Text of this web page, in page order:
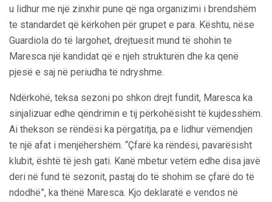
u lidhur me një zinxhir pune që nga organizimi i brendshëm
te standardet që kërkohen për grupet e para. Kështu, nëse
Guardiola do të largohet, drejtuesit mund të shohin te
Maresca një kandidat që e njeh strukturën dhe ka qenë
pjesë e saj në periudha të ndryshme.
Ndërkohë, teksa sezoni po shkon drejt fundit, Maresca ka
sinjalizuar edhe qëndrimin e tij përkohësisht të kujdesshëm.
Ai thekson se rëndësi ka përgatitja, pa e lidhur vëmendjen
te një afat i menjëhershëm. “Çfarë ka rëndësi, pavarësisht
klubit, është të jesh gati. Kanë mbetur vetëm edhe disa javë
deri në fund të sezonit, pastaj do të shohim se çfarë do të
ndodhë”, ka thënë Maresca. Kjo deklaratë e vendos në